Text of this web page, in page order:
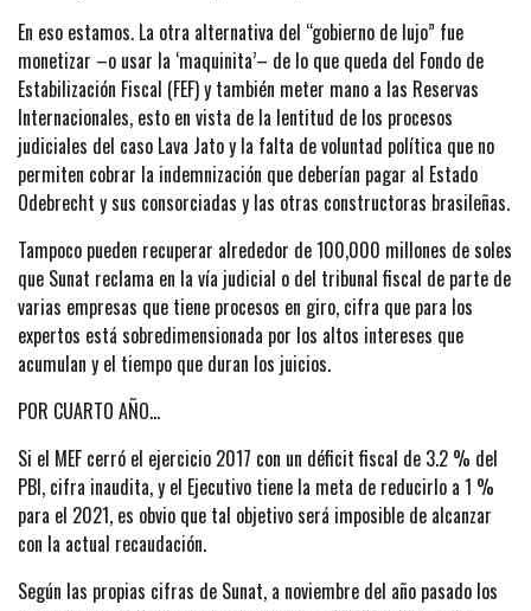
En eso estamos. La otra alternativa del “gobierno de lujo” fue
monetizar –o usar la ‘maquinita’– de lo que queda del Fondo de
Estabilización Fiscal (FEF) y también meter mano a las Reservas
Internacionales, esto en vista de la lentitud de los procesos
judiciales del caso Lava Jato y la falta de voluntad política que no
permiten cobrar la indemnización que deberían pagar al Estado
Odebrecht y sus consorciadas y las otras constructoras brasileñas.
Tampoco pueden recuperar alrededor de 100,000 millones de soles
que Sunat reclama en la vía judicial o del tribunal fiscal de parte de
varias empresas que tiene procesos en giro, cifra que para los
expertos está sobredimensionada por los altos intereses que
acumulan y el tiempo que duran los juicios.
POR CUARTO AÑO…
Si el MEF cerró el ejercicio 2017 con un déficit fiscal de 3.2 % del
PBI, cifra inaudita, y el Ejecutivo tiene la meta de reducirlo a 1 %
para el 2021, es obvio que tal objetivo será imposible de alcanzar
con la actual recaudación.
Según las propias cifras de Sunat, a noviembre del año pasado los